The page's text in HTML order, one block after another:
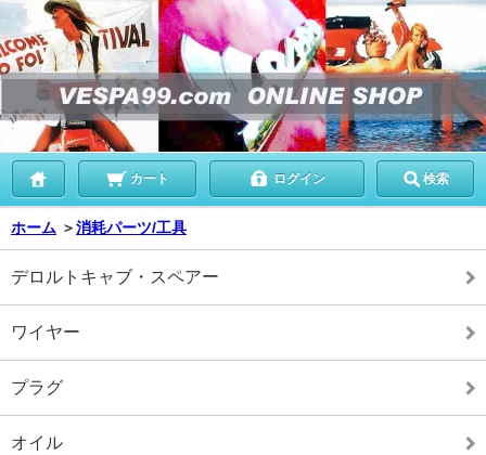
カート ログイン 検索
ホーム ＞消耗パーツ/工具
デロルトキャブ・スペアー
ワイヤー
プラグ
オイル